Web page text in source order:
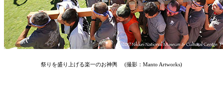
祭りを盛り上げる楽一のお神輿 (撮影：Manto Artworks)